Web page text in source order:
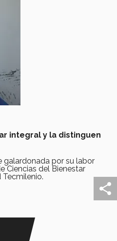
integral y la distinguen
galardonada por su labor
Ciencias del Bienestar
Tecmilenio.